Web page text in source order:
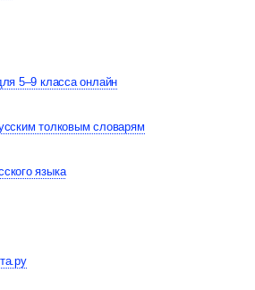
5–9 класса онлайн
толковым словарям
языка